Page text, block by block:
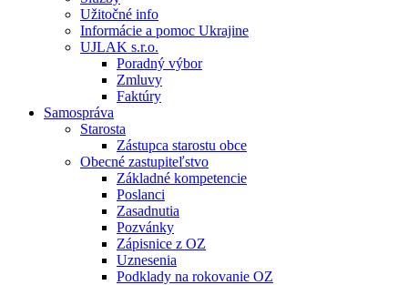
Užitočné info
Informácie a pomoc Ukrajine
UJLAK s.r.o.
Poradný výbor
Zmluvy
Faktúry
Samospráva
Starosta
Zástupca starostu obce
Obecné zastupiteľstvo
Základné kompetencie
Poslanci
Zasadnutia
Pozvánky
Zápisnice z OZ
Uznesenia
Podklady na rokovanie OZ